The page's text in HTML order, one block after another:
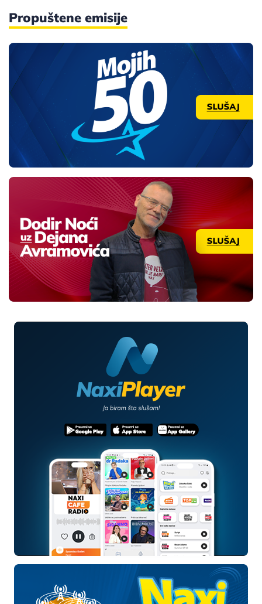
Propuštene emisije